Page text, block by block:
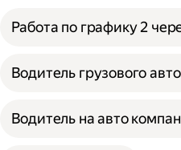
Работа по графику 2
Водитель грузового
Водитель на авто